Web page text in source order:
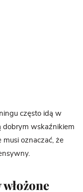
często idą w
dobrym wskaźnikiem
musi oznaczać, że